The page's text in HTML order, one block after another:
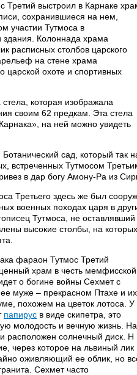
Третий выстроил в Карнаке
сохранившиеся на нем,
участии Тутмоса в
здания. Колоннада храма
расписных столбов царского
на стене храма
царской охоте и спортивных
которая изображала
своим 62 предкам. Эта стела
на ней можно увидеть
сад, который так
встреченных Тутмосом
в дар богу Амону-Ра из
Третьего здесь же был
военных походах царя в
Тутмоса, не
высокие столбы, на
фараон Тутмос Третий
храм в честь мемфисской
о богине войны Сехмет с
ее муже – прекрасном Птахе и их
похожем на цветок лотоса. У
папирус в виде скипетра, это
молодость и вечную жизнь.
расположен солнечный диск. Н
через которое на львиный лик
оживляющий ее облик, но
Сехмет часто